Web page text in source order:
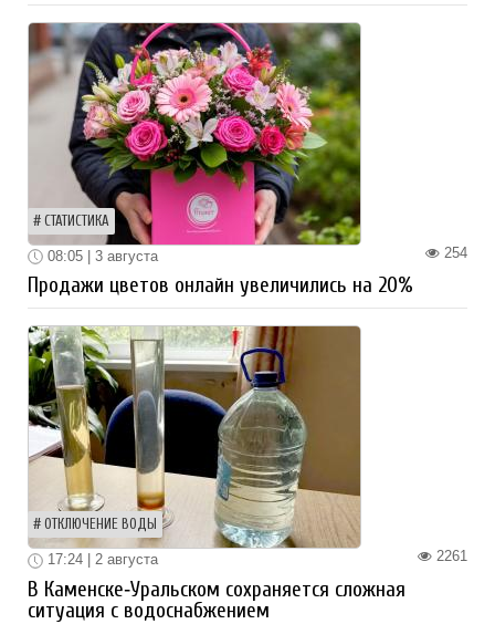
СТАТИСТИКА
254
08:05 | 3 августа
Продажи цветов онлайн увеличились на 20%
ОТКЛЮЧЕНИЕ ВОДЫ
2261
17:24 | 2 августа
В Каменске‑Уральском сохраняется сложная
ситуация с водоснабжением